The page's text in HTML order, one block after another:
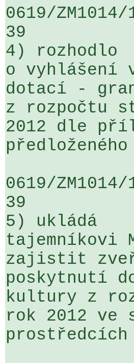
0619/
39
4) rozhodlo
o vyhlášení
dotací -
z rozpočtu
2012 dle
0619/
39
5) ukládá
tajemníkovi
zajistit
poskytnutí
kultury z
rok 2012 ve
prostředcích